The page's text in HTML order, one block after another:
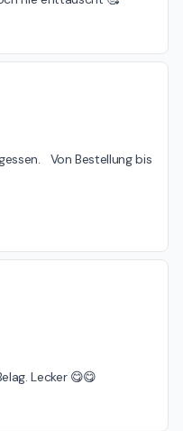
Von Bestellung bis
Lecker 😋😋